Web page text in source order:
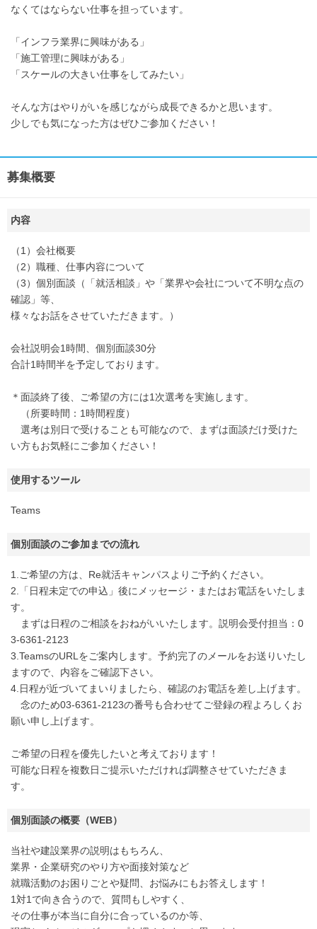
なくてはならない仕事を担っています。
「インフラ業界に興味がある」
「施工管理に興味がある」
「スケールの大きい仕事をしてみたい」
そんな方はやりがいを感じながら成長できるかと思います。
少しでも気になった方はぜひご参加ください！
募集概要
内容
（1）会社概要
（2）職種、仕事内容について
（3）個別面談（「就活相談」や「業界や会社について不明な点の
確認」等、
様々なお話をさせていただきます。）
会社説明会1時間、個別面談30分
合計1時間半を予定しております。
＊面談終了後、ご希望の方には1次選考を実施します。
（所要時間：1時間程度）
選考は別日で受けることも可能なので、まずは面談だけ受けた
い方もお気軽にご参加ください！
使用するツール
Teams
個別面談のご参加までの流れ
1.ご希望の方は、Re就活キャンパスよりご予約ください。
2.「日程未定での申込」後にメッセージ・またはお電話をいたしま
す。
まずは日程のご相談をおねがいいたします。説明会受付担当：0
3-6361-2123
3.TeamsのURLをご案内します。予約完了のメールをお送りいたし
ますので、内容をご確認下さい。
4.日程が近づいてまいりましたら、確認のお電話を差し上げます。
念のため03-6361-2123の番号も合わせてご登録の程よろしくお
願い申し上げます。
ご希望の日程を優先したいと考えております！
可能な日程を複数日ご提示いただければ調整させていただきま
す。
個別面談の概要（WEB）
当社や建設業界の説明はもちろん、
業界・企業研究のやり方や面接対策など
就職活動のお困りごとや疑問、お悩みにもお答えします！
1対1で向き合うので、質問もしやすく、
その仕事が本当に自分に合っているのか等、